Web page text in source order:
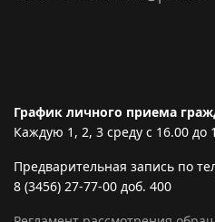
График личного приема
Каждую 1, 2, 3 среду с 16.00 до
Предварительная запись по
8 (3456) 27-77-00 доб. 400